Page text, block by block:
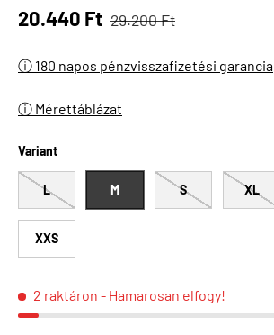
Eladási ár
20.440 Ft Normál ár
29.200 Ft
ⓘ 180 napos pénzvisszafizetési garancia
ⓘ Mérettáblázat
Variant
L M S XL
XXS
2 raktáron - Hamarosan elfogy!